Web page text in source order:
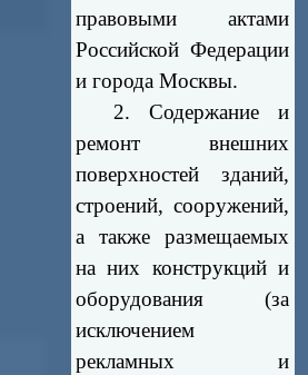
правовыми актами
Российской Федерации
и города Москвы.
2. Содержание и
ремонт внешних
поверхностей зданий,
строений, сооружений,
а также размещаемых
на них конструкций и
оборудования (за
исключением
рекламных и